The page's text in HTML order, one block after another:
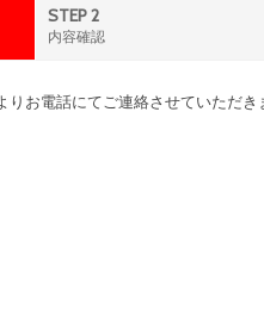
STEP 2
内容確認
お電話にてご連絡させていただき